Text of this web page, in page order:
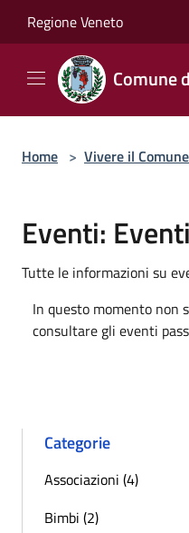
Regione Veneto
Comune
Home > Vivere il Comune
Eventi:
Tutte le informazioni su
In questo momento non
consultare gli eventi
Categorie
Associazioni (4)
Bimbi (2)